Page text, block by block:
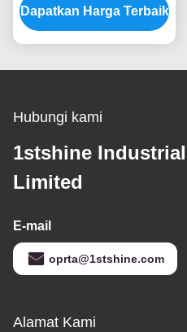
Dekorasi dalam
ruangan
Dapatkan Harga Terbaik
Hubungi kami
1stshine
Limited
E-mail
oprta@1stshine.com
Alamat Kami